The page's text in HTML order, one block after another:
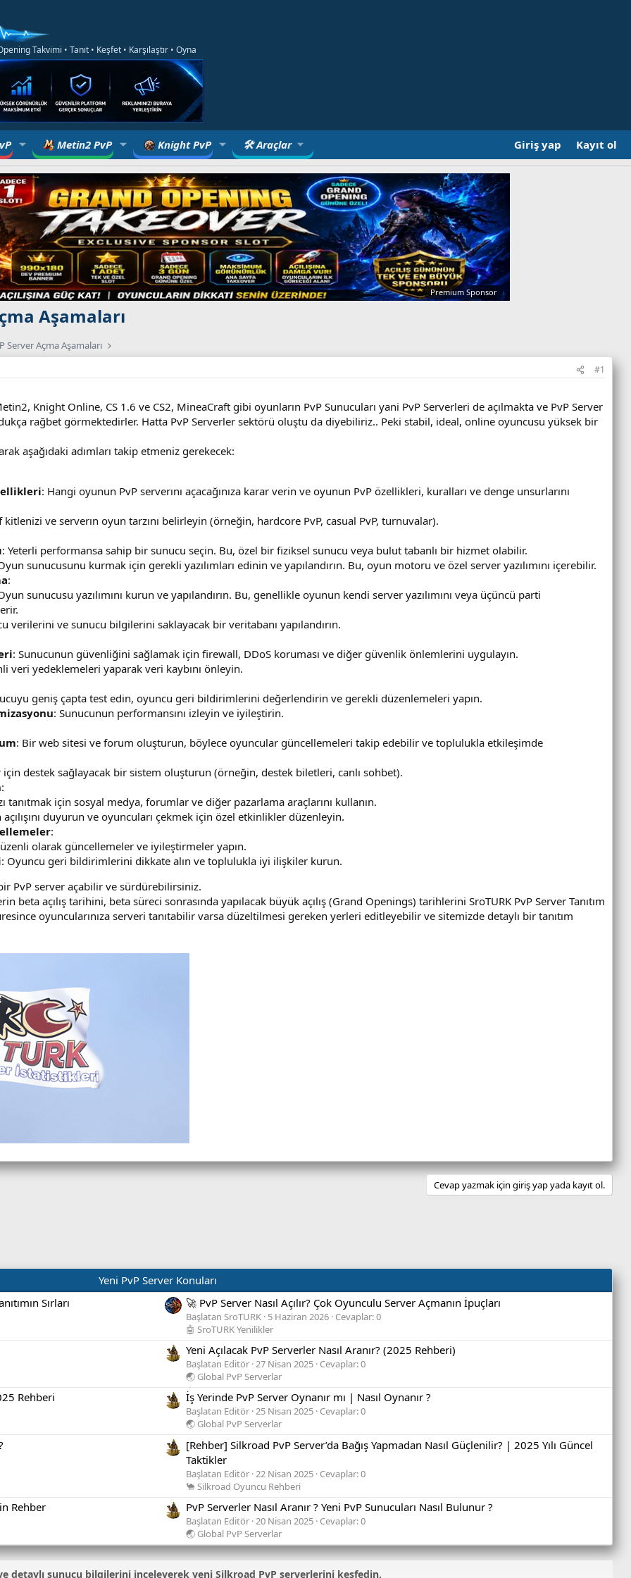
Takvimi • Tanıt • Keşfet • Karşılaştır • Oyna
Metin2 PvP Knight PvP 🛠 Araçlar Giriş yap Kayıt ol
Premium Sponsor
Aşamaları
Server Açma Aşamaları
#1
Knight Online, CS 1.6 ve CS2, MineaCraft gibi oyunların PvP Sunucuları yani PvP Serverleri de açılmakta ve PvP Server
rağbet görmektedirler. Hatta PvP Serverler sektörü oluştu da diyebiliriz.. Peki stabil, ideal, online oyuncusu yüksek bir
aşağıdaki adımları takip etmeniz gerekecek:
: Hangi oyunun PvP serverını açacağınıza karar verin ve oyunun PvP özellikleri, kuralları ve denge unsurlarını
kitlenizi ve serverın oyun tarzını belirleyin (örneğin, hardcore PvP, casual PvP, turnuvalar).
: Yeterli performansa sahip bir sunucu seçin. Bu, özel bir fiziksel sunucu veya bulut tabanlı bir hizmet olabilir.
sunucusunu kurmak için gerekli yazılımları edinin ve yapılandırın. Bu, oyun motoru ve özel server yazılımını içerebilir.
:
sunucusu yazılımını kurun ve yapılandırın. Bu, genellikle oyunun kendi server yazılımını veya üçüncü parti
verilerini ve sunucu bilgilerini saklayacak bir veritabanı yapılandırın.
: Sunucunun güvenliğini sağlamak için firewall, DDoS koruması ve diğer güvenlik önlemlerini uygulayın.
veri yedeklemeleri yaparak veri kaybını önleyin.
geniş çapta test edin, oyuncu geri bildirimlerini değerlendirin ve gerekli düzenlemeleri yapın.
: Sunucunun performansını izleyin ve iyileştirin.
: Bir web sitesi ve forum oluşturun, böylece oyuncular güncellemeleri takip edebilir ve toplulukla etkileşimde
için destek sağlayacak bir sistem oluşturun (örneğin, destek biletleri, canlı sohbet).
:
tanıtmak için sosyal medya, forumlar ve diğer pazarlama araçlarını kullanın.
açılışını duyurun ve oyuncuları çekmek için özel etkinlikler düzenleyin.
:
olarak güncellemeler ve iyileştirmeler yapın.
: Oyuncu geri bildirimlerini dikkate alın ve toplulukla iyi ilişkiler kurun.
PvP server açabilir ve sürdürebilirsiniz.
beta açılış tarihini, beta süreci sonrasında yapılacak büyük açılış (Grand Openings) tarihlerini SroTURK PvP Server Tanıtım
oyuncularınıza serveri tanıtabilir varsa düzeltilmesi gereken yerleri editleyebilir ve sitemizde detaylı bir tanıtım
Cevap yazmak için giriş yap yada kayıt ol.
Yeni PvP Server Konuları
Sırları
🚀 PvP Server Nasıl Açılır? Çok Oyunculu Server Açmanın İpuçları
Başlatan SroTURK 5 Haziran 2026 Cevaplar: 0
🤖 SroTURK Yenilikler
Yeni Açılacak PvP Serverler Nasıl Aranır? (2025 Rehberi)
Başlatan Editör 27 Nisan 2025 Cevaplar: 0
🌏 Global PvP Serverlar
Rehberi İş Yerinde PvP Server Oynanır mı | Nasıl Oynanır ?
Başlatan Editör 25 Nisan 2025 Cevaplar: 0
🌏 Global PvP Serverlar
[Rehber] Silkroad PvP Server’da Bağış Yapmadan Nasıl Güçlenilir? | 2025 Yılı Güncel
Taktikler
Başlatan Editör 22 Nisan 2025 Cevaplar: 0
🐪 Silkroad Oyuncu Rehberi
Rehber PvP Serverler Nasıl Aranır ? Yeni PvP Sunucuları Nasıl Bulunur ?
Başlatan Editör 20 Nisan 2025 Cevaplar: 0
🌏 Global PvP Serverlar
detaylı sunucu bilgilerini inceleyerek yeni Silkroad PvP serverlerini keşfedin.